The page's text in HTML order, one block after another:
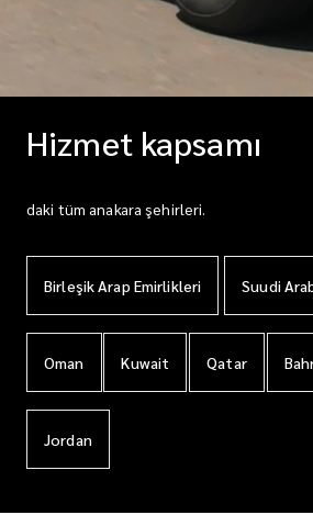
Hizmet kapsamı
daki tüm anakara şehirleri.
Birleşik Arap Emirlikleri Suudi
Oman Kuwait Qatar
Jordan